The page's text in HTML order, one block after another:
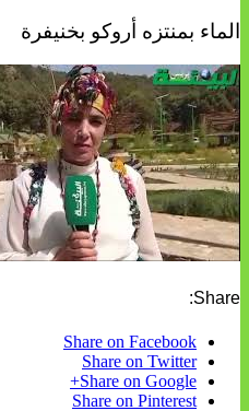
الماء بمنتزه أروكو بخنيفرة
Share:
Share on Facebook
Share on Twitter
Share on Google+
Share on Pinterest